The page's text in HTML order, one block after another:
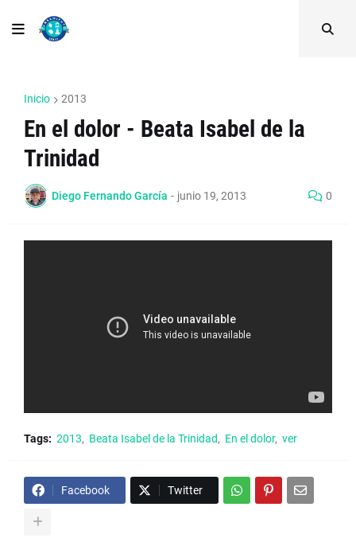
Inicio 2013
En el dolor - Beata Isabel de la
Trinidad
Diego Fernando García - junio 19, 2013 0
Tags: 2013 Beata Isabel de la Trinidad En el dolor ver
Facebook Twitter